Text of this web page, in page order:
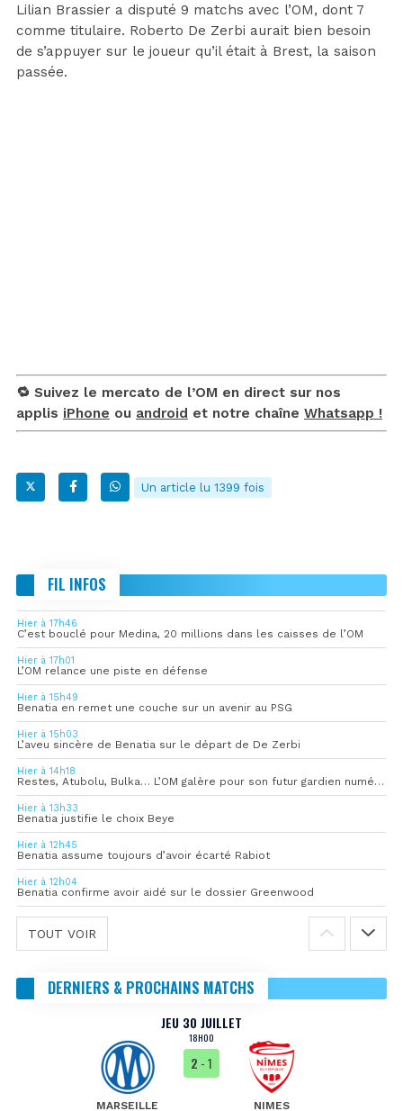
Lilian Brassier a disputé 9 matchs avec l’OM, dont 7
comme titulaire. Roberto De Zerbi aurait bien besoin
de s’appuyer sur le joueur qu’il était à Brest, la saison
passée.
🔁 Suivez le mercato de l’OM en direct sur nos
applis iPhone ou android et notre chaîne Whatsapp !
Un article lu 1399 fois
FIL INFOS
Hier à 17h46
C’est bouclé pour Medina, 20 millions dans les caisses de l’OM
Hier à 17h01
L’OM relance une piste en défense
Hier à 15h49
Benatia en remet une couche sur un avenir au PSG
Hier à 15h03
L’aveu sincère de Benatia sur le départ de De Zerbi
Hier à 14h18
Restes, Atubolu, Bulka… L’OM galère pour son futur gardien numéro 1
Hier à 13h33
Benatia justifie le choix Beye
Hier à 12h45
Benatia assume toujours d’avoir écarté Rabiot
Hier à 12h04
Benatia confirme avoir aidé sur le dossier Greenwood
TOUT VOIR
DERNIERS & PROCHAINS MATCHS
JEU 30 JUILLET
18H00
MARSEILLE
2 - 1
NIMES